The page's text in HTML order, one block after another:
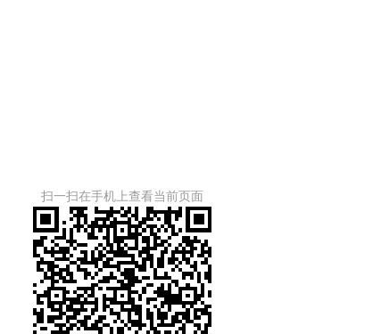
扫一扫在手机上查看当前页面